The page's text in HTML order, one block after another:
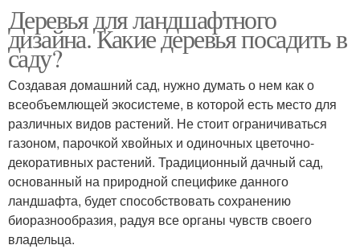
Деревья для ландшафтного
дизайна. Какие деревья посадить в
саду?
Создавая домашний сад, нужно думать о нем как о
всеобъемлющей экосистеме, в которой есть место для
различных видов растений. Не стоит ограничиваться
газоном, парочкой хвойных и одиночных цветочно-
декоративных растений. Традиционный дачный сад,
основанный на природной специфике данного
ландшафта, будет способствовать сохранению
биоразнообразия, радуя все органы чувств своего
владельца.